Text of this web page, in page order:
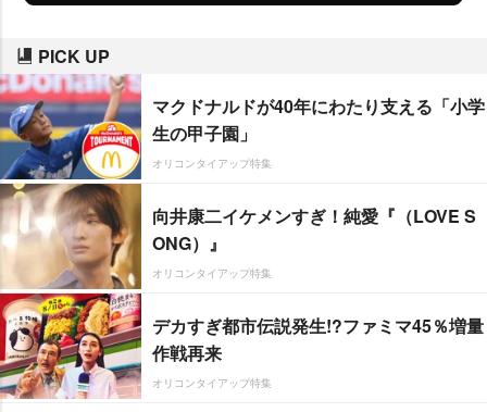
PICK UP
マクドナルドが40年にわたり支える「小学
生の甲子園」
オリコンタイアップ特集
向井康二イケメンすぎ！純愛『（LOVE S
ONG）』
オリコンタイアップ特集
デカすぎ都市伝説発生!?ファミマ45％増量
作戦再来
オリコンタイアップ特集